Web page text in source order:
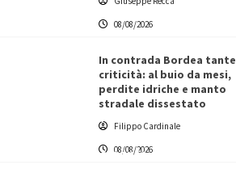
08/08/2026
In contrada Bordea tante
criticità: al buio da mesi,
perdite idriche e manto
stradale dissestato
Filippo Cardinale
08/08/2026
L’ingegnere saccense Buscarnera
partner chiave di un progetto
transnazionale per la transizione